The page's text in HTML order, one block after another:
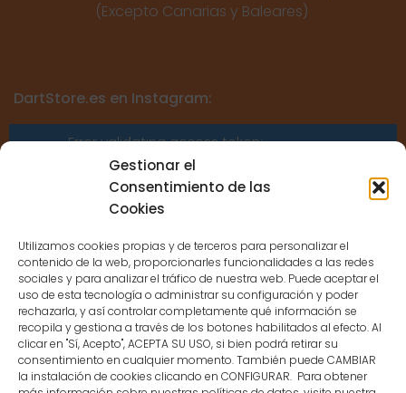
Gestionar el
Consentimiento de las
Cookies
Utilizamos cookies propias y de terceros para personalizar el
contenido de la web, proporcionarles funcionalidades a las redes
sociales y para analizar el tráfico de nuestra web. Puede aceptar el
uso de esta tecnología o administrar su configuración y poder
rechazarla, y así controlar completamente qué información se
recopila y gestiona a través de los botones habilitados al efecto. Al
clicar en "Sí, Acepto", ACEPTA SU USO, si bien podrá retirar su
consentimiento en cualquier momento. También puede CAMBIAR
la instalación de cookies clicando en CONFIGURAR. Para obtener
(Excepto Canarias y Baleares)
DartStore.es en Instagram:
Error validating access token:
Sessions for the user are not allowed
because the user is not a confirmed
CONTACTO
MENÚ PRINCIPAL